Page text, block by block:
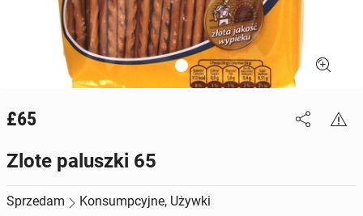
£65
Zlote paluszki 65
Sprzedam Konsumpcyjne, Używki